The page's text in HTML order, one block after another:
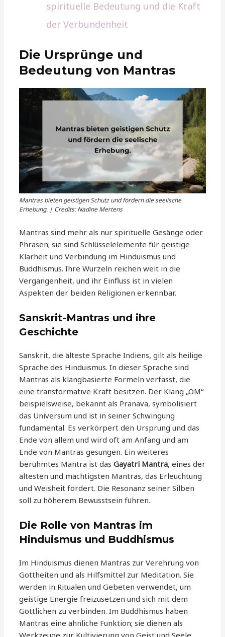
spirituelle Bedeutung und die Kraft
der Verbundenheit
Die Ursprünge und
Bedeutung von Mantras
Mantras bieten geistigen Schutz und fördern die seelische
Erhebung. | Credits: Nadine Mertens
Mantras sind mehr als nur spirituelle Gesänge oder
Phrasen; sie sind Schlüsselelemente für geistige
Klarheit und Verbindung im Hinduismus und
Buddhismus. Ihre Wurzeln reichen weit in die
Vergangenheit, und ihr Einfluss ist in vielen
Aspekten der beiden Religionen erkennbar.
Sanskrit-Mantras und ihre
Geschichte
Sanskrit, die älteste Sprache Indiens, gilt als heilige
Sprache des Hinduismus. In dieser Sprache sind
Mantras als klangbasierte Formeln verfasst, die
eine transformative Kraft besitzen. Der Klang „OM“
beispielsweise, bekannt als Pranava, symbolisiert
das Universum und ist in seiner Schwingung
fundamental. Es verkörpert den Ursprung und das
Ende von allem und wird oft am Anfang und am
Ende von Mantras gesungen. Ein weiteres
berühmtes Mantra ist dasGayatri Mantra, eines der
ältesten und mächtigsten Mantras, das Erleuchtung
und Weisheit fördert. Die Resonanz seiner Silben
soll zu höherem Bewusstsein führen.
Die Rolle von Mantras im
Hinduismus und Buddhismus
Im Hinduismus dienen Mantras zur Verehrung von
Gottheiten und als Hilfsmittel zur Meditation. Sie
werden in Ritualen und Gebeten verwendet, um
geistige Energie freizusetzen und sich mit dem
Göttlichen zu verbinden. Im Buddhismus haben
Mantras eine ähnliche Funktion; sie dienen als